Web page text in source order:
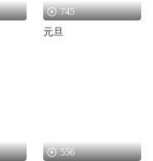
745
元旦
556